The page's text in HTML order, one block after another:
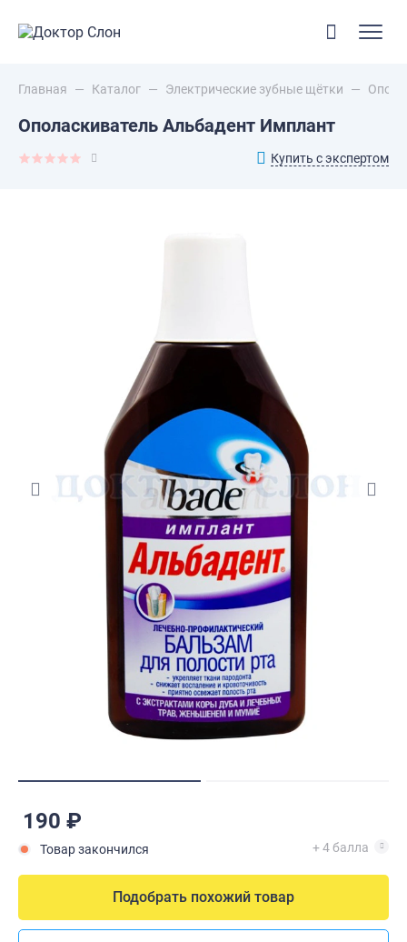
Главная — Каталог — Электрические зубные щётки —
Ополаскиватель Альбадент Имплант
Купить с экспертом
190 ₽
Товар закончился + 4 балла
Подобрать похожий товар